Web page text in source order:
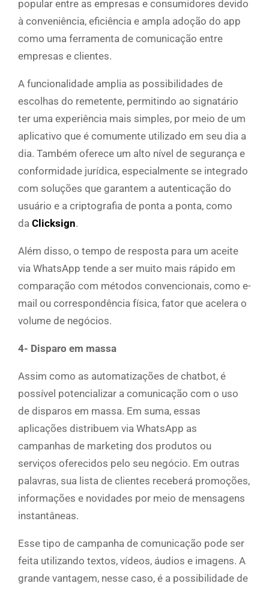
popular entre as empresas e consumidores devido
à conveniência, eficiência e ampla adoção do app
como uma ferramenta de comunicação entre
empresas e clientes.
A funcionalidade amplia as possibilidades de
escolhas do remetente, permitindo ao signatário
ter uma experiência mais simples, por meio de um
aplicativo que é comumente utilizado em seu dia a
dia. Também oferece um alto nível de segurança e
conformidade jurídica, especialmente se integrado
com soluções que garantem a autenticação do
usuário e a criptografia de ponta a ponta, como
da Clicksign.
Além disso, o tempo de resposta para um aceite
via WhatsApp tende a ser muito mais rápido em
comparação com métodos convencionais, como e-
mail ou correspondência física, fator que acelera o
volume de negócios.
4- Disparo em massa
Assim como as automatizações de chatbot, é
possível potencializar a comunicação com o uso
de disparos em massa. Em suma, essas
aplicações distribuem via WhatsApp as
campanhas de marketing dos produtos ou
serviços oferecidos pelo seu negócio. Em outras
palavras, sua lista de clientes receberá promoções,
informações e novidades por meio de mensagens
instantâneas.
Esse tipo de campanha de comunicação pode ser
feita utilizando textos, vídeos, áudios e imagens. A
grande vantagem, nesse caso, é a possibilidade de